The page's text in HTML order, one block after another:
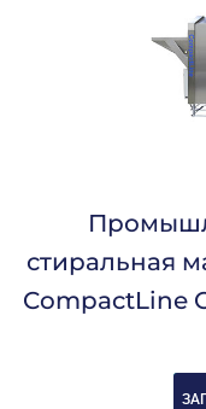
стиральная
CompactLine